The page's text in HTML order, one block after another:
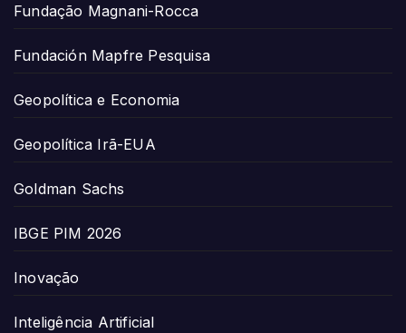
Fundação Magnani-Rocca
Fundación Mapfre Pesquisa
Geopolítica e Economia
Geopolítica Irã-EUA
Goldman Sachs
IBGE PIM 2026
Inovação
Inteligência Artificial